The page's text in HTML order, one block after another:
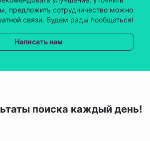
предложить сотрудничество можно
связи. Будем рады пообщаться!
Написать нам
поиска каждый день!